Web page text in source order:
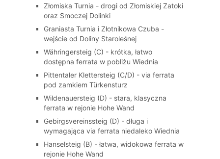
Złomiska Turnia - drogi od Złomiskiej Zatoki
oraz Smoczej Dolinki
Graniasta Turnia i Złotnikowa Czuba -
wejście od Doliny Staroleśnej
Währingersteig (C) - krótka, łatwo
dostępna ferrata w pobliżu Wiednia
Pittentaler Klettersteig (C/D) - via ferrata
pod zamkiem Türkensturz
Wildenauersteig (D) - stara, klasyczna
ferrata w rejonie Hohe Wand
Gebirgsvereinssteig (D) - długa i
wymagająca via ferrata niedaleko Wiednia
Hanselsteig (B) - łatwa, widokowa ferrata w
rejonie Hohe Wand